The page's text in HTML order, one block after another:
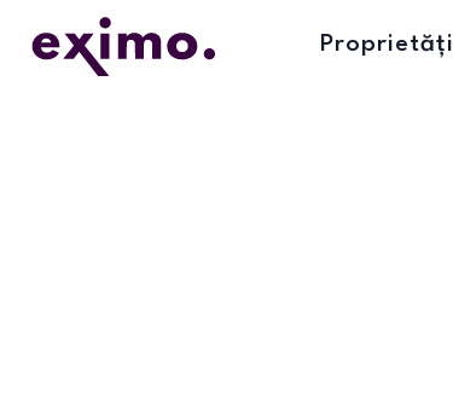
Proprietăți